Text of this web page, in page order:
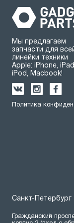
Мы предлагаем
запчасти для
линейки техники
Apple: iPhone,
iPod, Macbook!
Политика
Санкт-Петербург
Гражданский